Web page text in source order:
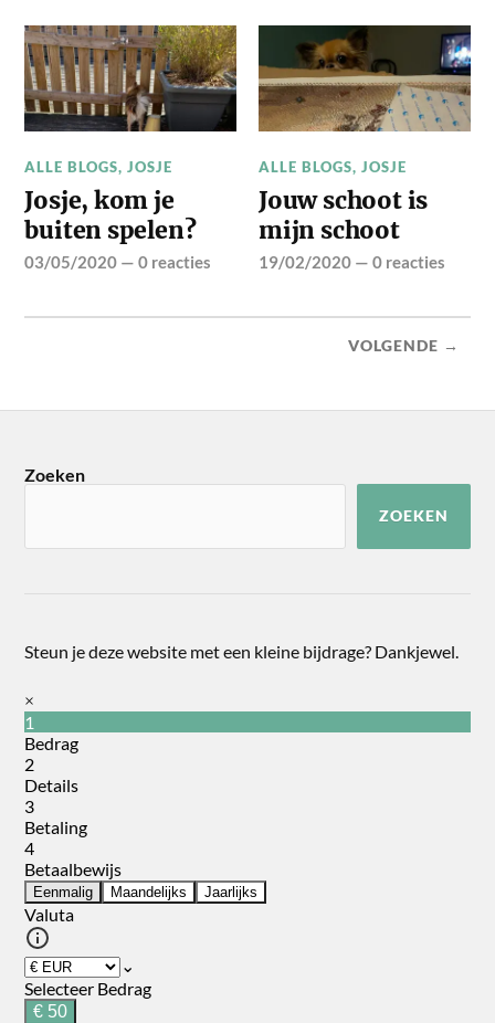
ALLE BLOGS,JOSJE
Josje, kom je
buiten spelen?
03/05/2020 —0 reacties
ALLE BLOGS,JOSJE
Jouw schoot is
mijn schoot
19/02/2020 —0 reacties
VOLGENDE →
Zoeken
ZOEKEN
Steun je deze website met een kleine bijdrage? Dankjewel.